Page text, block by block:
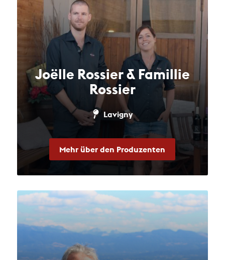
Joëlle Rossier & Famillie
Rossier
Lavigny
Mehr über den Produzenten